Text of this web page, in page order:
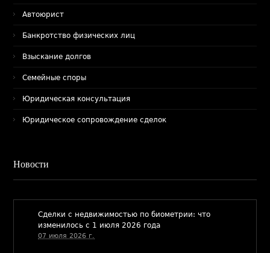
Автоюрист
Банкротство физических лиц
Взыскание долгов
Семейные споры
Юридическая консультация
Юридическое сопровождение сделок
Новости
​Сделки с недвижимостью по биометрии: что
изменилось с 1 июля 2026 года
07 июля 2026 г.